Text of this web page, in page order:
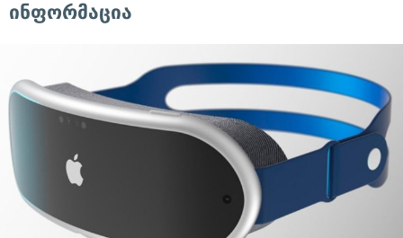
ინფორმაცია